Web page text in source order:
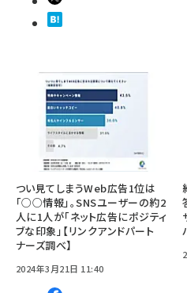
つい見てしまうWeb広告1位は
「○○情報」。SNSユーザーの約2
人に1人が「ネット広告にポジティ
ブな印象」【リンクアンドパート
ナーズ調べ】
2024年3月21日 11:40